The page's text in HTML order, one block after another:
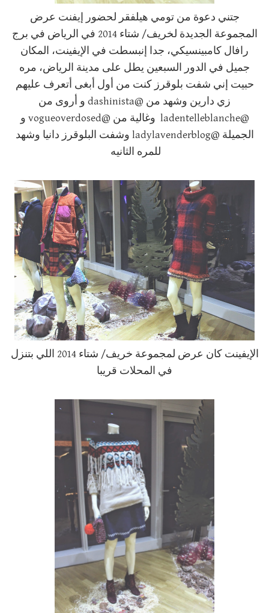
جتني دعوة من تومي هيلفقر لحضور إيفنت عرض
المجموعة الجديدة لخريف/ شتاء 2014 في الرياض في برج
رافال كامبينسيكي، جدا إنبسطت في الإيفينت، المكان
جميل في الدور السبعين يطل على مدينة الرياض، مره
حبيت إني شفت بلوقرز كنت من أول أبغى أتعرف عليهم
زي دارين وشهد من @dashinista و أروى من
@ladentelleblanche وغالية من @vogueoverdosed و
الجميلة @ladylavenderblog وشفت البلوقرز دانيا وشهد
للمره الثانيه
الإيفينت كان عرض لمجموعة خريف/ شتاء 2014 اللي بتنزل
في المحلات قريبا